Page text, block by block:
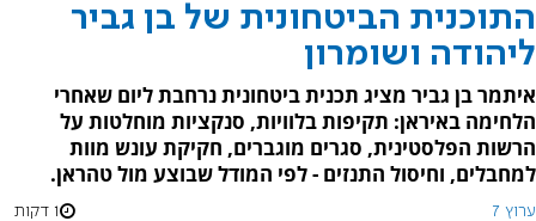
התוכנית הביטחונית של בן גביר
ליהודה ושומרון
איתמר בן גביר מציג תכנית ביטחונית נרחבת ליום שאחרי
הלחימה באיראן: תקיפות בלוויות, סנקציות מוחלטות על
הרשות הפלסטינית, סגרים מוגברים, חקיקת עונש מוות
למחבלים, וחיסול התנזים - לפי המודל שבוצע מול טהראן.
ערוץ 7 1 דקות